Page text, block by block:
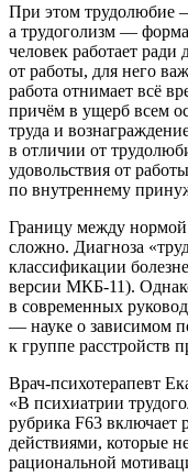
При этом трудолюбие
а трудоголизм —
человек работает ради
от работы, для него
работа отнимает всё
причём в ущерб всем
труда и
в отличии от
удовольствия от
по внутреннему
Границу между нормой
сложно. Диагноза
классификации
версии МКБ-11).
в современных
— науке о зависимом
к группе расстройств
Врач-психотерапевт
«В психиатрии
рубрика F63 включает
действиями, которые
рациональной